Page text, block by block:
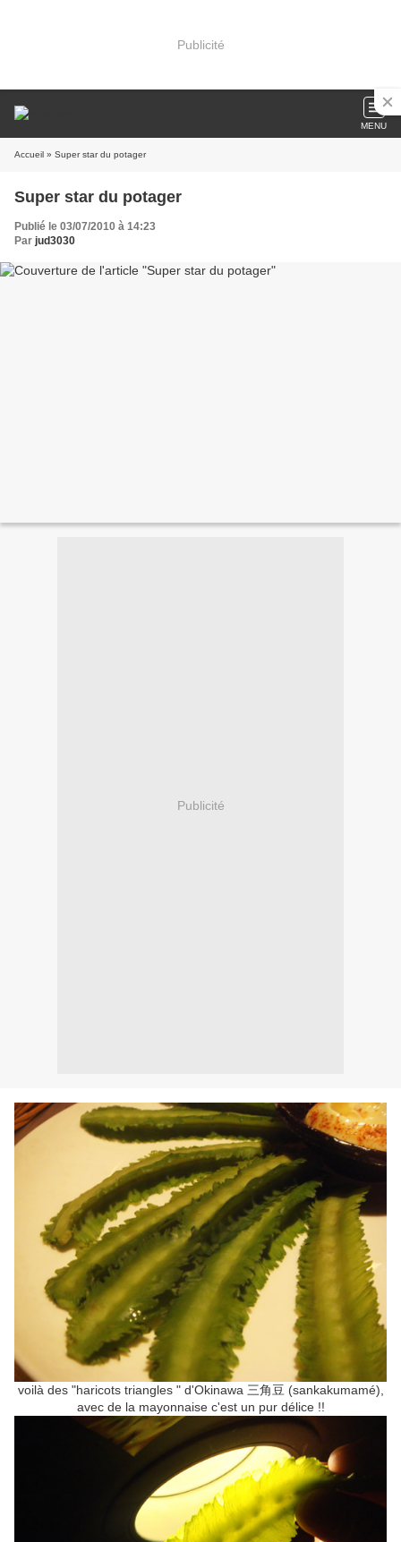
Publicité
MENU
Accueil » Super star du potager
Super star du potager
Publié le 03/07/2010 à 14:23
Par jud3030
Publicité
voilà des "haricots triangles " d'Okinawa 三角豆 (sankakumamé),
avec de la mayonnaise c'est un pur délice !!